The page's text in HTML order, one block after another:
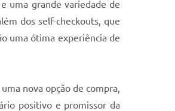
uma grande variedade de
dos self-checkouts, que
uma ótima experiência de
nova opção de compra,
positivo e promissor da